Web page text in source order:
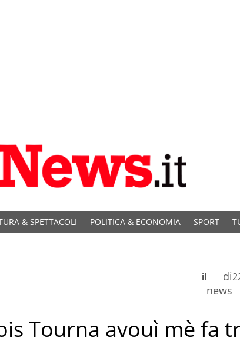
& SPETTACOLI POLITICA & ECONOMIA SPORT
di
news
il
Tourna avouì mè fa